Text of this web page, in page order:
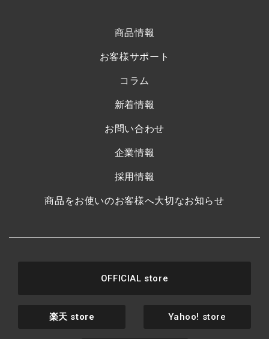
商品情報
お客様サポート
コラム
新着情報
お問い合わせ
企業情報
採用情報
商品をお使いのお客様へ大切なお知らせ
OFFICIAL store
楽天 store Yahoo! store